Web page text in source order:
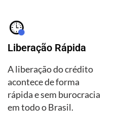
Liberação Rápida
A liberação do crédito
acontece de forma
rápida e sem burocracia
em todo o Brasil.